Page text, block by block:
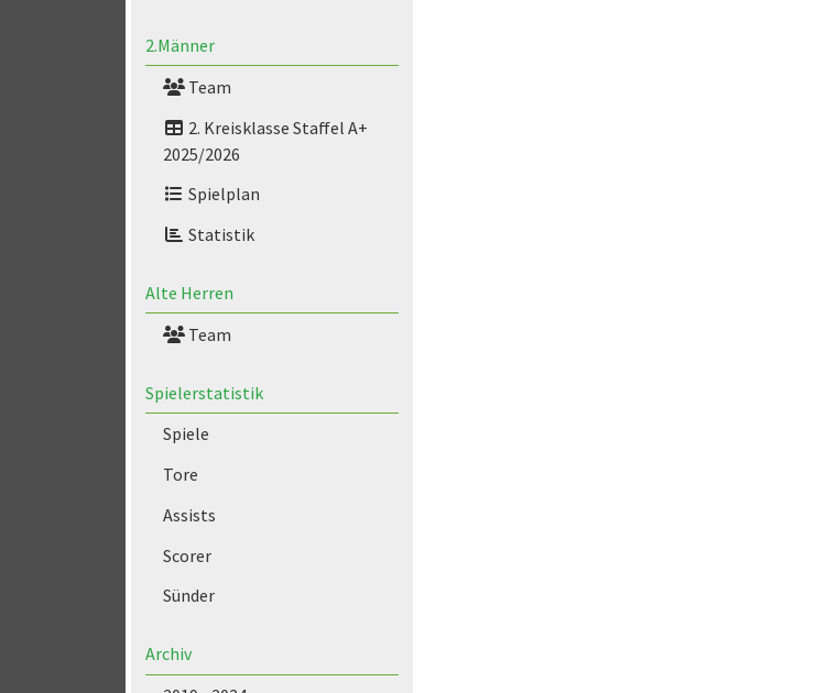
2.Männer
Team
2. Kreisklasse Staffel A+
2025/2026
Spielplan
Statistik
Alte Herren
Team
Spielerstatistik
Spiele
Tore
Assists
Scorer
Sünder
Archiv